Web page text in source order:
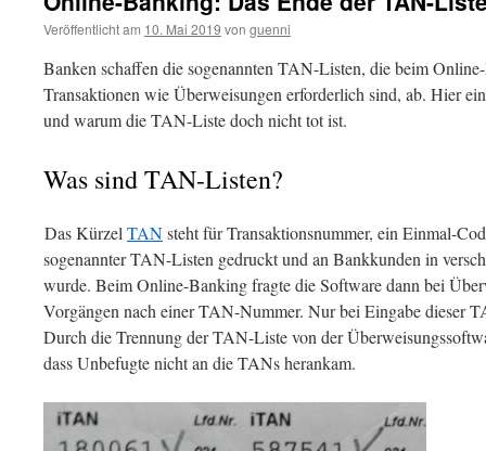
Veröffentlicht am 10. Mai 2019 von guenni
Banken schaffen die sogenannten TAN-Listen, die beim
Transaktionen wie Überweisungen erforderlich sind, ab. Hier
und warum die TAN-Liste doch nicht tot ist.
Was sind TAN-Listen?
Das Kürzel TANsteht für Transaktionsnummer, ein Einmal-
sogenannter TAN-Listen gedruckt und an Bankkunden in
wurde. Beim Online-Banking fragte die Software dann bei
Vorgängen nach einer TAN-Nummer. Nur bei Eingabe dieser
Durch die Trennung der TAN-Liste von der
dass Unbefugte nicht an die TANs herankam.